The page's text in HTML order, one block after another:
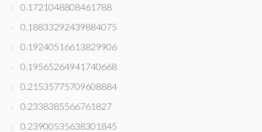
0.1721048808461788
0.18833292439884075
0.19240516613829906
0.19565264941740668
0.21535775709608884
0.2338385566761827
0.23900535638301845